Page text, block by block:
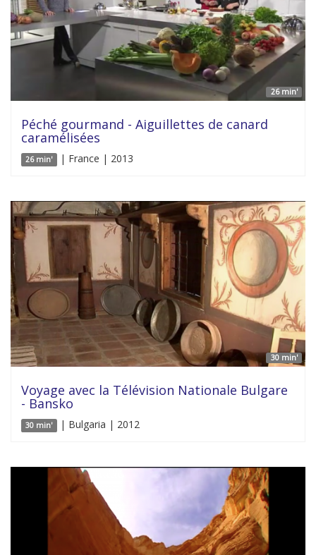
26 min'
Péché gourmand - Aiguillettes de canard
caramélisées
26 min' | France | 2013
30 min'
Voyage avec la Télévision Nationale Bulgare
- Bansko
30 min' | Bulgaria | 2012